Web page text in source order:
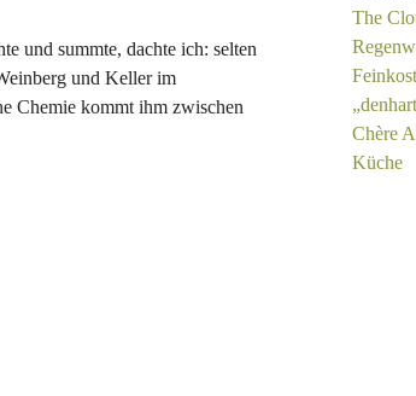
und summte, dachte ich: selten
und Keller im
Chemie kommt ihm zwischen
The
Chère
Küche